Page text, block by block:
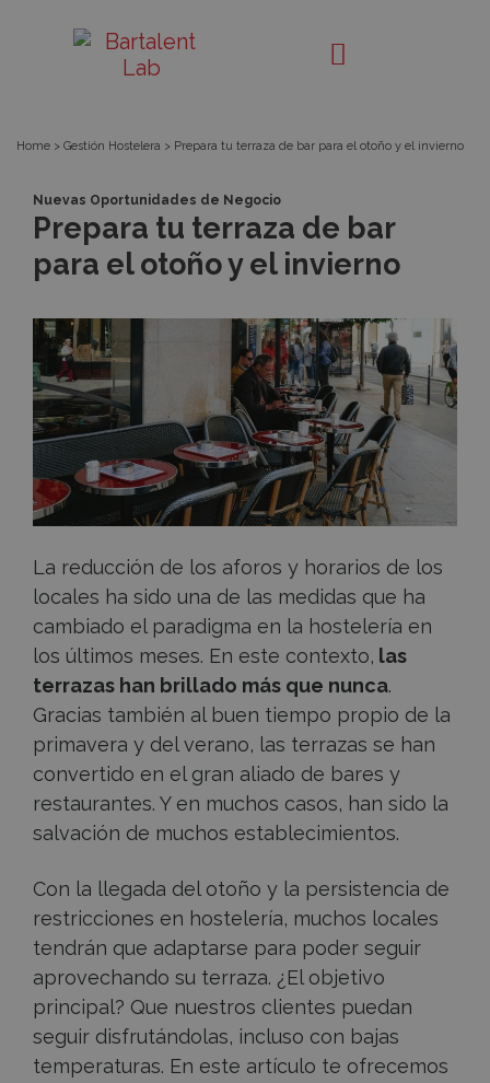
Prepara
terraza
de
bar
el
otoño
el
invierno
Bartalent
Lab
Home > Gestión Hostelera > Prepara tu terraza de bar para el otoño y el invierno
Nuevas Oportunidades de Negocio
Prepara tu terraza de bar
para el otoño y el invierno
La reducción de los aforos y horarios de los
locales ha sido una de las medidas que ha
cambiado el paradigma en la hostelería en
los últimos meses. En este contexto, las
terrazas han brillado más que nunca.
Gracias también al buen tiempo propio de la
primavera y del verano, las terrazas se han
convertido en el gran aliado de bares y
restaurantes. Y en muchos casos, han sido la
salvación de muchos establecimientos.
Con la llegada del otoño y la persistencia de
restricciones en hostelería, muchos locales
tendrán que adaptarse para poder seguir
aprovechando su terraza. ¿El objetivo
principal? Que nuestros clientes puedan
seguir disfrutándolas, incluso con bajas
temperaturas. En este artículo te ofrecemos